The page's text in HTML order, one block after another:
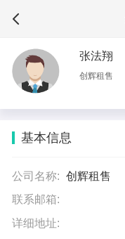
张法翔
创辉租售
基本信息
公司名称: 创辉租售
联系邮箱:
详细地址: